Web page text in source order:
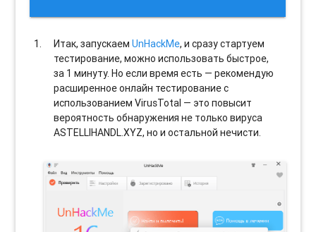
Итак, запускаемUnHackMe, и сразу стартуем
тестирование, можно использовать быстрое,
за 1 минуту. Но если время есть — рекомендую
расширенное онлайн тестирование с
использованием VirusTotal — это повысит
вероятность обнаружения не только вируса
ASTELLIHANDL.XYZ, но и остальной нечисти.